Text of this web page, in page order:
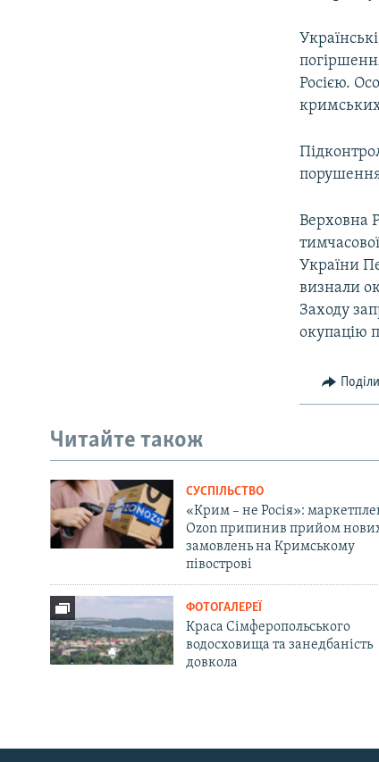
Русский
Росією.
кримських
Верховна
України
визнали
Заходу
окупацію
Читайте також
СУСПІЛЬСТВО
«Крим – не Росія»:
Ozon припинив прийом
замовлень на Кримському
півострові
ФОТОГАЛЕРЕЇ
Краса Сімферопольського
водосховища та занедбаність
довкола